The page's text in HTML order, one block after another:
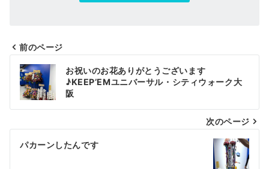
投
稿
ナ
ビ
ゲ
前のページ
お祝いのお花ありがとうございます
♪KEEP’EMユニバーサル・シティウォーク大
阪
次のページ
パカーンしたんです